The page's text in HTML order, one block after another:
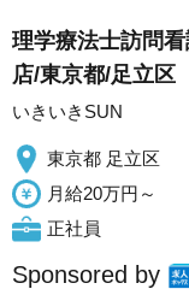
理学療法士訪問
店/東京都/足立区
いきいきSUN
東京都 足立区
月給20万円～
正社員
Sponsored by